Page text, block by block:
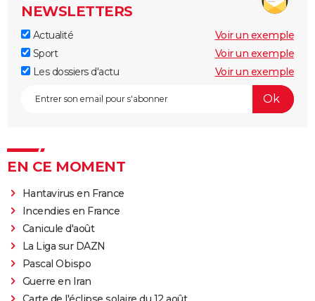
NEWSLETTERS
Actualité
Voir un exemple
Sport
Voir un exemple
Les dossiers d'actu
Voir un exemple
EN CE MOMENT
Hantavirus en France
Incendies en France
Canicule d'août
La Liga sur DAZN
Pascal Obispo
Guerre en Iran